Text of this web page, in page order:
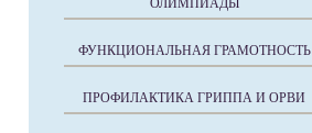
ОЛИМПИАДЫ
ФУНКЦИОНАЛЬНАЯ ГРАМОТНОСТЬ
ПРОФИЛАКТИКА ГРИППА И ОРВИ